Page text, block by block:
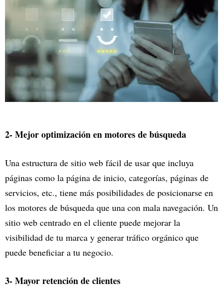
2- Mejor optimización en motores de búsqueda
Una estructura de sitio web fácil de usar que incluya
páginas como la página de inicio, categorías, páginas de
servicios, etc., tiene más posibilidades de posicionarse en
los motores de búsqueda que una con mala navegación. Un
sitio web centrado en el cliente puede mejorar la
visibilidad de tu marca y generar tráfico orgánico que
puede beneficiar a tu negocio.
3- Mayor retención de clientes